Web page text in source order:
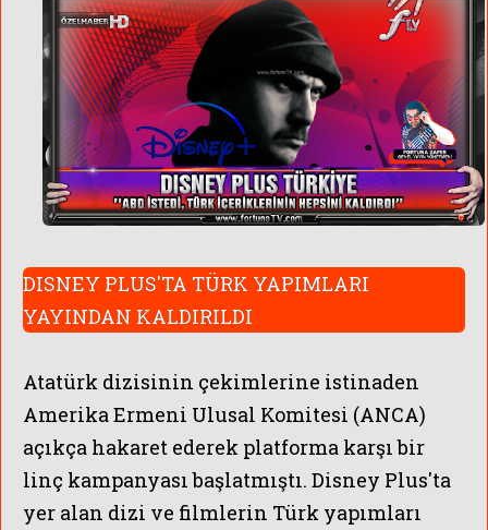
DISNEY PLUS'TA TÜRK YAPIMLARI
YAYINDAN KALDIRILDI
Atatürk dizisinin çekimlerine istinaden
Amerika Ermeni Ulusal Komitesi (ANCA)
açıkça hakaret ederek platforma karşı bir
linç kampanyası başlatmıştı. Disney Plus'ta
yer alan dizi ve filmlerin Türk yapımları